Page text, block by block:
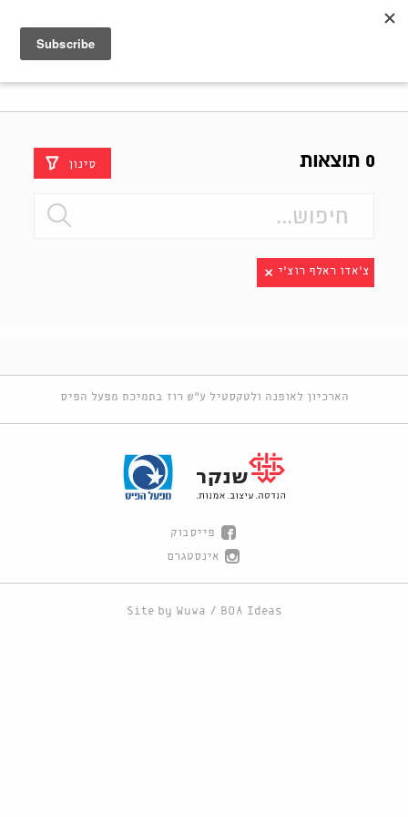
0 תוצאות סינון
צ'אדו ראלף רוצ'י
הארכיון לאופנה ולטקסטיל ע"ש רוז בתמיכת מפעל הפיס
פייסבוק
אינסטגרם
Site by Wuwa / BOA Ideas